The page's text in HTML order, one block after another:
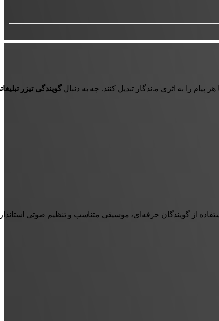
را به اثری ماندگار تبدیل کنند. چه به دنبال گویندگی تیزر
از گویندگان حرفه‌ای، موسیقی متناسب و تنظیم صوتی